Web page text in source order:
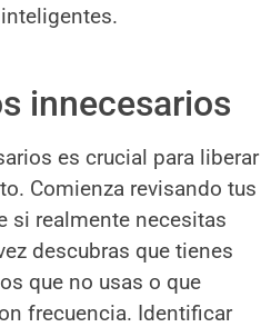
innecesarios
es crucial para liberar
Comienza revisando tus
si realmente necesitas
descubras que tienes
que no usas o que
frecuencia. Identificar